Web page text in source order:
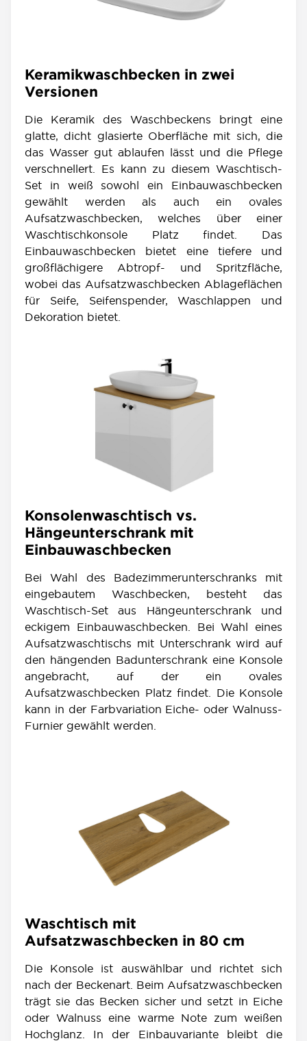
Keramikwaschbecken in zwei
Versionen
Die Keramik des Waschbeckens bringt eine
glatte, dicht glasierte Oberfläche mit sich, die
das Wasser gut ablaufen lässt und die Pflege
verschnellert. Es kann zu diesem Waschtisch-
Set in weiß sowohl ein Einbauwaschbecken
gewählt werden als auch ein ovales
Aufsatzwaschbecken, welches über einer
Waschtischkonsole Platz findet. Das
Einbauwaschbecken bietet eine tiefere und
großflächigere Abtropf- und Spritzfläche,
wobei das Aufsatzwaschbecken Ablageflächen
für Seife, Seifenspender, Waschlappen und
Dekoration bietet.
Konsolenwaschtisch vs.
Hängeunterschrank mit
Einbauwaschbecken
Bei Wahl des Badezimmerunterschranks mit
eingebautem Waschbecken, besteht das
Waschtisch-Set aus Hängeunterschrank und
eckigem Einbauwaschbecken. Bei Wahl eines
Aufsatzwaschtischs mit Unterschrank wird auf
den hängenden Badunterschrank eine Konsole
angebracht, auf der ein ovales
Aufsatzwaschbecken Platz findet. Die Konsole
kann in der Farbvariation Eiche- oder Walnuss-
Furnier gewählt werden.
Waschtisch mit
Aufsatzwaschbecken in 80 cm
Die Konsole ist auswählbar und richtet sich
nach der Beckenart. Beim Aufsatzwaschbecken
trägt sie das Becken sicher und setzt in Eiche
oder Walnuss eine warme Note zum weißen
Hochglanz. In der Einbauvariante bleibt die